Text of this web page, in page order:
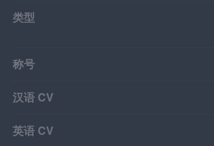
类型
称号
汉语 CV
英语 CV